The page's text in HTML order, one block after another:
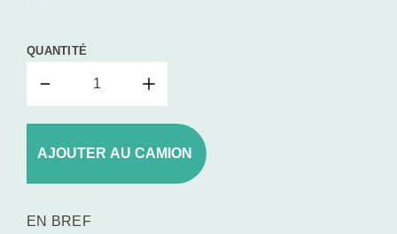
QUANTITÉ
AJOUTER AU CAMION
EN BREF